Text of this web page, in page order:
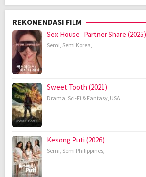
REKOMENDASI FILM
Sex House- Partner Share (2025)
Semi Semi Korea
Sweet Tooth (2021)
Drama Sci-Fi & Fantasy USA
Kesong Puti (2026)
Semi Semi Philippines